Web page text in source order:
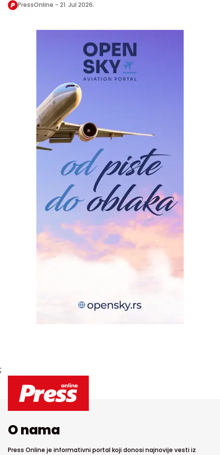
PressOnline - 21. Jul 2026.
;
O nama
Press Online je informativni portal koji donosi najnovije vesti iz